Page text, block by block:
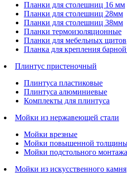
Планки для столешниц 16 мм
Планки для столешниц 28мм
Планки для столешниц 38мм
Планки термоизоляционные
Планки для мебельных щитов
Планка для крепления
Плинтус пристеночный
Плинтуса пластиковые
Плинтуса алюминиевые
Комплекты для плинтуса
Мойки из нержавеющей стали
Мойки врезные
Мойки повышенной
Мойки подстольного монтажа
Мойки из искусственного камня